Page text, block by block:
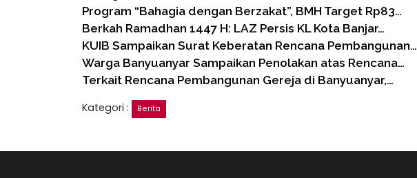
Program “Bahagia dengan Berzakat”, BMH Target Rp83…
Berkah Ramadhan 1447 H: LAZ Persis KL Kota Banjar…
KUIB Sampaikan Surat Keberatan Rencana Pembangunan…
Warga Banyuanyar Sampaikan Penolakan atas Rencana…
Terkait Rencana Pembangunan Gereja di Banyuanyar,…
Kategori :
Berita